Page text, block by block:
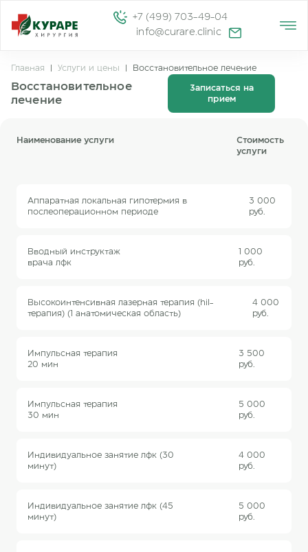
+7 (499) 703-49-04
info@curare.clinic
Главная Услуги и цены Восстановительное лечение
Восстановительное
лечение
Записаться на
прием
Наименование услуги
Стоимость
услуги
Аппаратная локальная гипотермия в
послеоперационном периоде
3 000
руб.
Вводный инструктаж
врача лфк
1 000
руб.
Высокоинтенсивная лазерная терапия (hil-
терапия) (1 анатомическая область)
4 000
руб.
Импульсная терапия
20 мин
3 500
руб.
Импульсная терапия
30 мин
5 000
руб.
Индивидуальное занятие лфк (30
минут)
4 000
руб.
Индивидуальное занятие лфк (45
минут)
5 000
руб.